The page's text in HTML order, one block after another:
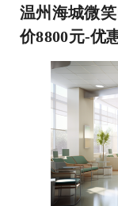
温州海城微
价8800元-优